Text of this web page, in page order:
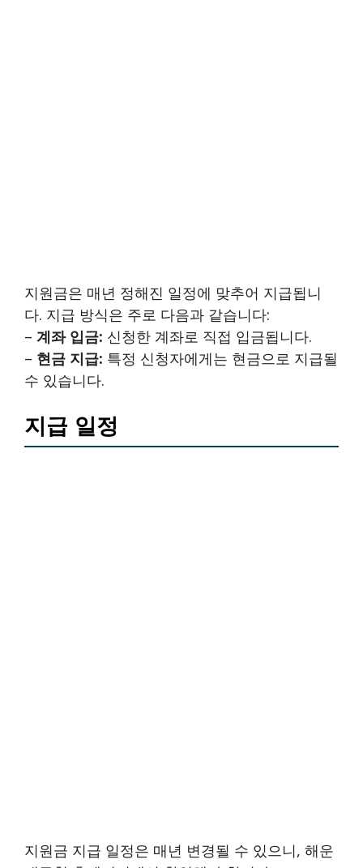
지원금은 매년 정해진 일정에 맞추어 지급됩니
다. 지급 방식은 주로 다음과 같습니다:
– 계좌 입금: 신청한 계좌로 직접 입금됩니다.
– 현금 지급: 특정 신청자에게는 현금으로 지급될
수 있습니다.
지급 일정
지원금 지급 일정은 매년 변경될 수 있으니, 해운